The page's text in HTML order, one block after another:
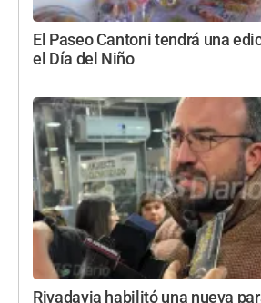
El Paseo Cantoni tendrá una
el Día del Niño
Rivadavia habilitó una nueva